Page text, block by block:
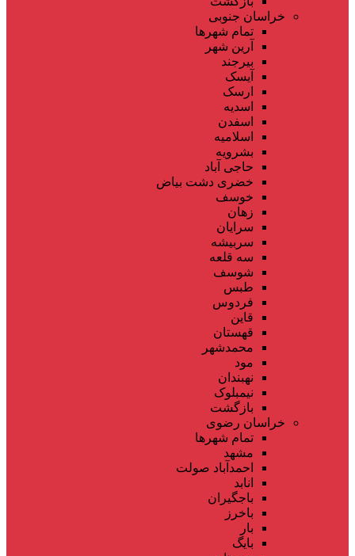
خراسان جنوبی
تمام شهر‌ها
آرین شهر
بیرجند
آیسک
ارسک
اسدیه
اسفدن
اسلامیه
بشرویه
حاجی آباد
خضری دشت بیاض
خوسف
زهان
سرایان
سربیشه
سه قلعه
شوسف
طبس
فردوس
قاین
قهستان
محمدشهر
مود
نهبندان
نیمبلوک
بازگشت
خراسان رضوی
تمام شهر‌ها
مشهد
احمدآباد صولت
انابد
باجگیران
باخرز
بار
بایگ